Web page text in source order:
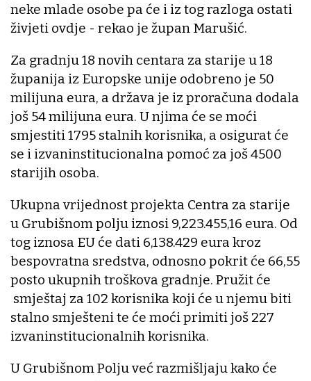
neke mlade osobe pa će i iz tog razloga ostati
živjeti ovdje - rekao je župan Marušić.
Za gradnju 18 novih centara za starije u 18
županija iz Europske unije odobreno je 50
milijuna eura, a država je iz proračuna dodala
još 54 milijuna eura. U njima će se moći
smjestiti 1795 stalnih korisnika, a osigurat će
se i izvaninstitucionalna pomoć za još 4500
starijih osoba.
Ukupna vrijednost projekta Centra za starije
u Grubišnom polju iznosi 9,223.455,16 eura. Od
tog iznosa EU će dati 6,138.429 eura kroz
bespovratna sredstva, odnosno pokrit će 66,55
posto ukupnih troškova gradnje. Pružit će
smještaj za 102 korisnika koji će u njemu biti
stalno smješteni te će moći primiti još 227
izvaninstitucionalnih korisnika.
U Grubišnom Polju već razmišljaju kako će